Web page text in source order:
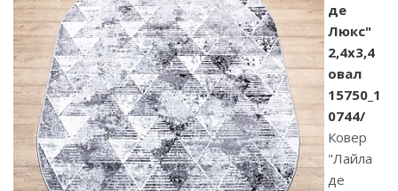
де
Люкс"
2,4х3,4
овал
15750_1
0744/
Ковер
"Лайла
де